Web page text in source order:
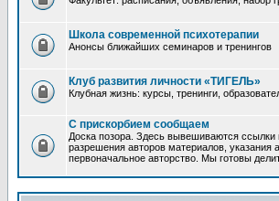
Школа современной психотерапии
Анонсы ближайших семинаров и тренингов
Клуб развития личности «ТИГЕЛЬ»
Клубная жизнь: курсы, тренинги,
С прискорбием сообщаем
Доска позора. Здесь вывешиваются
разрешения авторов материалов, указания
первоначальное авторство. Мы готовы